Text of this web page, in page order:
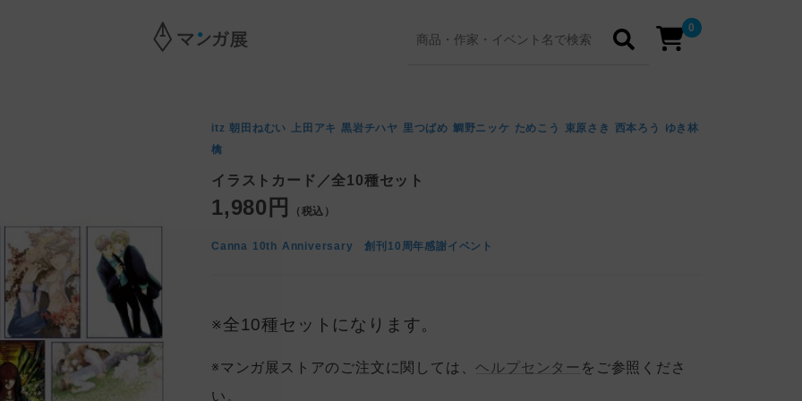
0
itz朝田ねむい上田アキ黒岩チハヤ 里つばめ 鯛野ニッケ ためこう 束原さき 西本ろう ゆき林
檎
イラストカード／全10種セット
1,980円 （税込）
Canna 10th Anniversary 創刊10周年感謝イベント
※全10種セットになります。
※マンガ展ストアのご注文に関しては、 ヘルプセンター をご参照くださ
い。